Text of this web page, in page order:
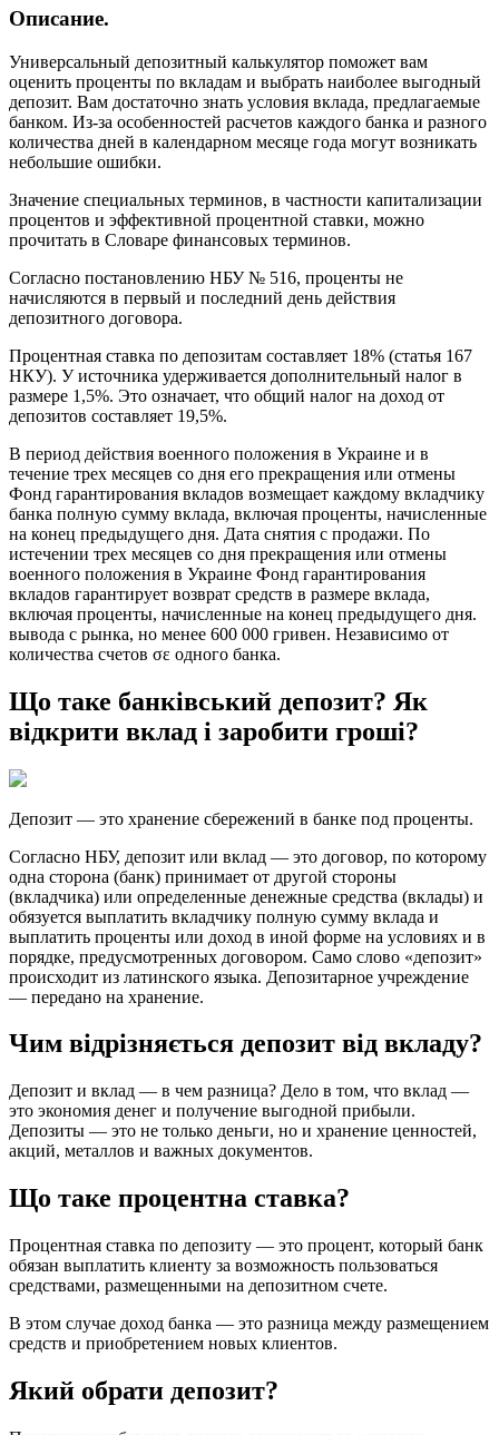
Описание.
Универсальный депозитный калькулятор поможет вам
оценить проценты по вкладам и выбрать наиболее выгодный
депозит. Вам достаточно знать условия вклада, предлагаемые
банком. Из-за особенностей расчетов каждого банка и разного
количества дней в календарном месяце года могут возникать
небольшие ошибки.
Значение специальных терминов, в частности капитализации
процентов и эффективной процентной ставки, можно
прочитать в Словаре финансовых терминов.
Согласно постановлению НБУ № 516, проценты не
начисляются в первый и последний день действия
депозитного договора.
Процентная ставка по депозитам составляет 18% (статья 167
НКУ). У источника удерживается дополнительный налог в
размере 1,5%. Это означает, что общий налог на доход от
депозитов составляет 19,5%.
В период действия военного положения в Украине и в
течение трех месяцев со дня его прекращения или отмены
Фонд гарантирования вкладов возмещает каждому вкладчику
банка полную сумму вклада, включая проценты, начисленные
на конец предыдущего дня. Дата снятия с продажи. По
истечении трех месяцев со дня прекращения или отмены
военного положения в Украине Фонд гарантирования
вкладов гарантирует возврат средств в размере вклада,
включая проценты, начисленные на конец предыдущего дня.
вывода с рынка, но менее 600 000 гривен. Независимо от
количества счетов σε одного банка.
Що таке банківський депозит? Як
відкрити вклад і заробити гроші?
Депозит — это хранение сбережений в банке под проценты.
Согласно НБУ, депозит или вклад — это договор, по которому
одна сторона (банк) принимает от другой стороны
(вкладчика) или определенные денежные средства (вклады) и
обязуется выплатить вкладчику полную сумму вклада и
выплатить проценты или доход в иной форме на условиях и в
порядке, предусмотренных договором. Само слово «депозит»
происходит из латинского языка. Депозитарное учреждение
— передано на хранение.
Чим відрізняється депозит від вкладу?
Депозит и вклад — в чем разница? Дело в том, что вклад —
это экономия денег и получение выгодной прибыли.
Депозиты — это не только деньги, но и хранение ценностей,
акций, металлов и важных документов.
Що таке процентна ставка?
Процентная ставка по депозиту — это процент, который банк
обязан выплатить клиенту за возможность пользоваться
средствами, размещенными на депозитном счете.
В этом случае доход банка — это разница между размещением
средств и приобретением новых клиентов.
Який обрати депозит?